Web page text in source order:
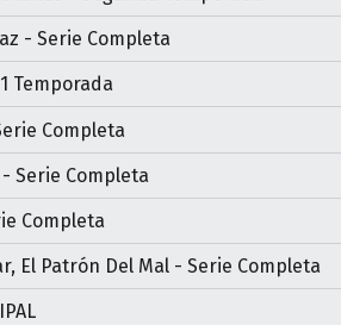
- Serie Completa
Temporada
Completa
Serie Completa
Completa
El Patrón Del Mal - Serie Completa